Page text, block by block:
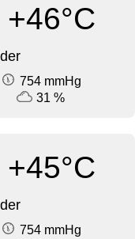
+46°C
754 mmHg
31 %
+45°C
754 mmHg